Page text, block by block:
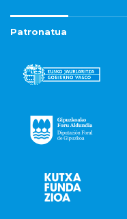
Patronatua